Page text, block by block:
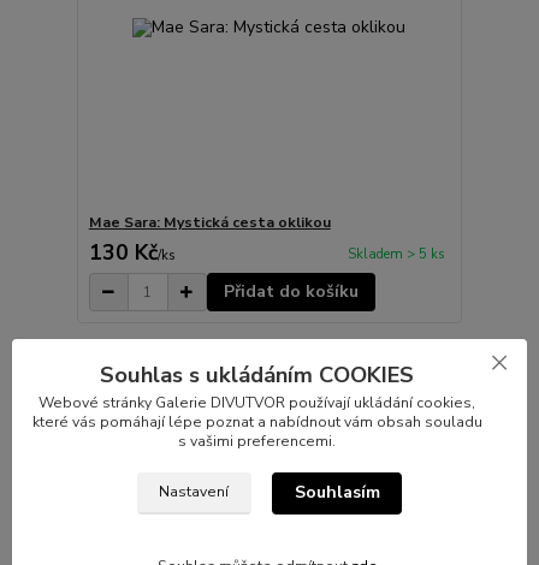
Mae Sara: Mystická cesta oklikou
130 Kč/ks Skladem > 5 ks
Přidat do košíku
Souhlas s ukládáním COOKIES
Webové stránky Galerie DIVUTVOR používají ukládání cookies,
které vás pomáhají lépe poznat a nabídnout vám obsah souladu
s vašimi preferencemi.
Nastavení Souhlasím